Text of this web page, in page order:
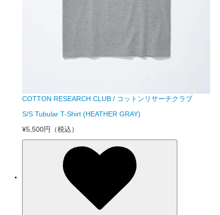
COTTON RESEARCH CLUB / コットンリサーチクラブ
S/S Tubular T-Shirt (HEATHER GRAY)
¥5,500円
（税込）